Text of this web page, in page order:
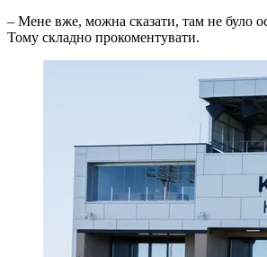
– Мене вже, можна сказати, там не було
Тому складно прокоментувати.